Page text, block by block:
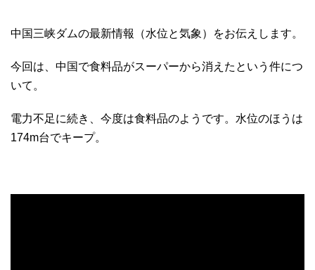
中国三峡ダムの最新情報（水位と気象）をお伝えします。
今回は、中国で食料品がスーパーから消えたという件につ
いて。
電力不足に続き、今度は食料品のようです。水位のほうは
174m台でキープ。